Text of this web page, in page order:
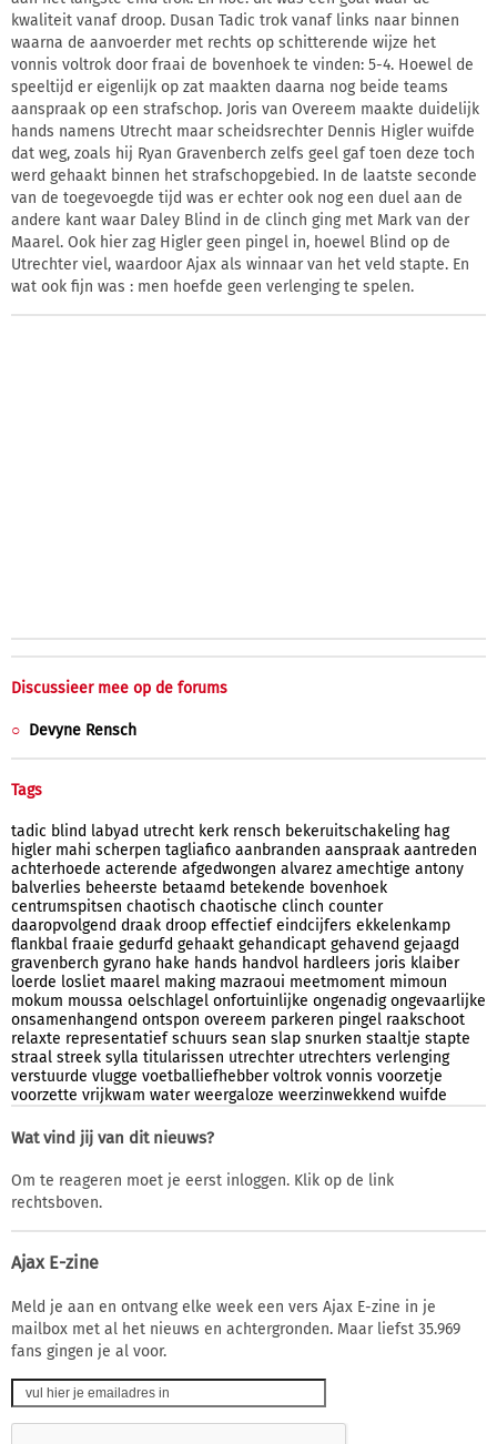
kwaliteit vanaf droop. Dusan Tadic trok vanaf links naar binnen
waarna de aanvoerder met rechts op schitterende wijze het
vonnis voltrok door fraai de bovenhoek te vinden: 5-4. Hoewel de
speeltijd er eigenlijk op zat maakten daarna nog beide teams
aanspraak op een strafschop. Joris van Overeem maakte duidelijk
hands namens Utrecht maar scheidsrechter Dennis Higler wuifde
dat weg, zoals hij Ryan Gravenberch zelfs geel gaf toen deze toch
werd gehaakt binnen het strafschopgebied. In de laatste seconde
van de toegevoegde tijd was er echter ook nog een duel aan de
andere kant waar Daley Blind in de clinch ging met Mark van der
Maarel. Ook hier zag Higler geen pingel in, hoewel Blind op de
Utrechter viel, waardoor Ajax als winnaar van het veld stapte. En
wat ook fijn was : men hoefde geen verlenging te spelen.
Discussieer mee op de forums
Devyne Rensch
Tags
tadic blind labyad utrecht kerk rensch bekeruitschakeling hag
higler mahi scherpen tagliafico aanbranden aanspraak aantreden
achterhoede acterende afgedwongen alvarez amechtige antony
balverlies beheerste betaamd betekende bovenhoek
centrumspitsen chaotisch chaotische clinch counter
daaropvolgend draak droop effectief eindcijfers ekkelenkamp
flankbal fraaie gedurfd gehaakt gehandicapt gehavend gejaagd
gravenberch gyrano hake hands handvol hardleers joris klaiber
loerde losliet maarel making mazraoui meetmoment mimoun
mokum moussa oelschlagel onfortuinlijke ongenadig ongevaarlijke
onsamenhangend ontspon overeem parkeren pingel raakschoot
relaxte representatief schuurs sean slap snurken staaltje stapte
straal streek sylla titularissen utrechter utrechters verlenging
verstuurde vlugge voetballiefhebber voltrok vonnis voorzetje
voorzette vrijkwam water weergaloze weerzinwekkend wuifde
Wat vind jij van dit nieuws?
Om te reageren moet je eerst inloggen. Klik op de link
rechtsboven.
Ajax E-zine
Meld je aan en ontvang elke week een vers Ajax E-zine in je
mailbox met al het nieuws en achtergronden. Maar liefst 35.969
fans gingen je al voor.